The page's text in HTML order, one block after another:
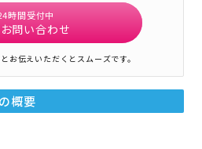
時間受付中
お問い合わせ
お伝えいただくとスムーズです。
の概要